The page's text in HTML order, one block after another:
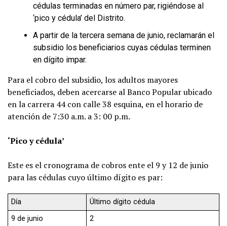
cédulas terminadas en número par, rigiéndose al
‘pico y cédula’ del Distrito.
A partir de la tercera semana de junio, reclamarán el
subsidio los beneficiarios cuyas cédulas terminen
en dígito impar.
Para el cobro del subsidio, los adultos mayores
beneficiados, deben acercarse al Banco Popular ubicado
en la carrera 44 con calle 38 esquina, en el horario de
atención de 7:30 a.m. a 3: 00 p.m.
‘Pico y cédula’
Este es el cronograma de cobros ente el 9 y 12 de junio
para las cédulas cuyo último dígito es par:
Día
Último dígito cédula
9 de junio
2